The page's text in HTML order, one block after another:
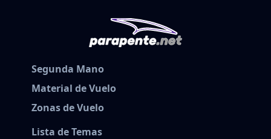
Segunda Mano
Material de Vuelo
Zonas de Vuelo
Lista de Temas